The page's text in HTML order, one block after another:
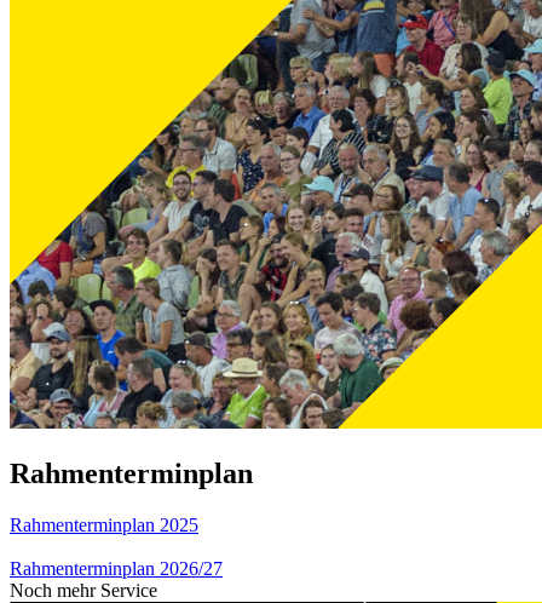
Rahmenterminplan
Rahmenterminplan 2025
Rahmenterminplan 2026/27
Noch mehr Service